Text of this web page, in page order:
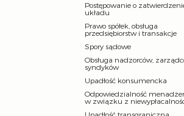
Postępowanie o
układu
Prawo spółek, obsługa
przedsiębiorstw i transakcje
Spory sądowe
Obsługa nadzorców,
syndyków
Upadłość konsumencka
Odpowiedzialność
w związku z